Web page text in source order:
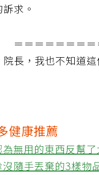
求。
＝＝＝＝＝＝＝＝
院長，我也不知道
健康推薦
無用的東西反幫
沒隨手丟棄的3樣物